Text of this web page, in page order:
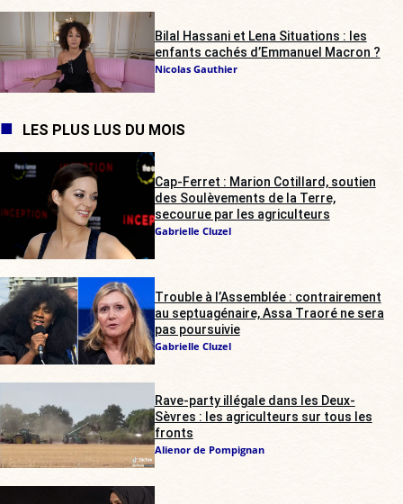
Bilal Hassani et Lena Situations : les
enfants cachés d’Emmanuel Macron ?
Nicolas Gauthier
LES PLUS LUS DU MOIS
Cap-Ferret : Marion Cotillard, soutien
des Soulèvements de la Terre,
secourue par les agriculteurs
Gabrielle Cluzel
Trouble à l’Assemblée : contrairement
au septuagénaire, Assa Traoré ne sera
pas poursuivie
Gabrielle Cluzel
Rave-party illégale dans les Deux-
Sèvres : les agriculteurs sur tous les
fronts
Alienor de Pompignan